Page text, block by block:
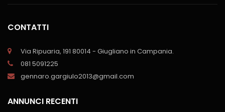
CONTATTI
Via Ripuaria, 191 80014 - Giugliano in Campania.
081 5091225
gennaro.gargiulo2013@gmail.com
ANNUNCI RECENTI